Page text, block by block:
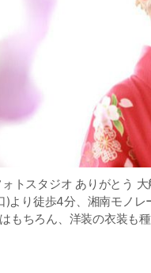
トスタジオ ありがとう
)より徒歩4分、湘南モノ
もちろん、洋装の衣装も